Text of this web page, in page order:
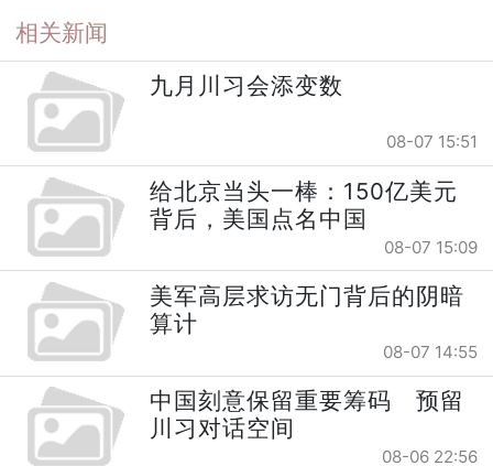
相关新闻
九月川习会添变数
08-07 15:51
给北京当头一棒：150亿美元
背后，美国点名中国
08-07 15:09
美军高层求访无门背后的阴暗
算计
08-07 14:55
中国刻意保留重要筹码 预留
川习对话空间
08-06 22:56